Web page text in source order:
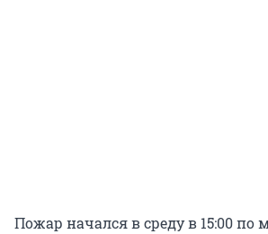
Пожар начался в среду в 15:00 по